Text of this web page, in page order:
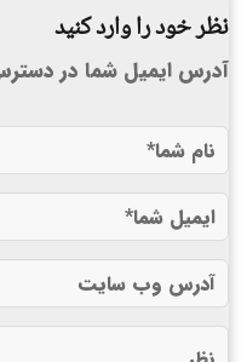
نظر خود را وارد کنید
آدرس ایمیل شما در